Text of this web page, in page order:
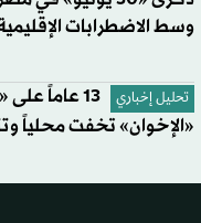
وسط الاضطرابات
تحليل إخباري
«الإخوان» تخفت محلياً